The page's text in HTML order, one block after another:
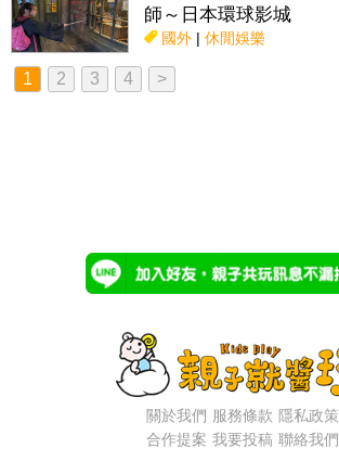
師～日本環球影城
國外| 休閒娛樂
1 2 3 4 >
關於我們 服務條款 隱私政策
合作提案 我要投稿 聯絡我們